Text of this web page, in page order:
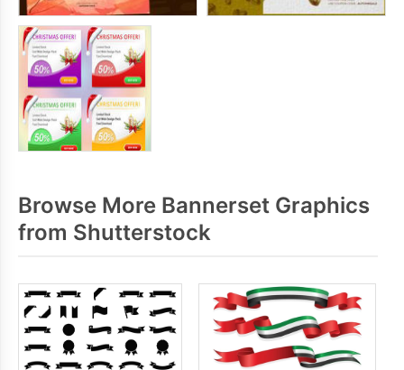
Browse More Bannerset Graphics
from Shutterstock